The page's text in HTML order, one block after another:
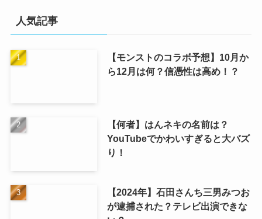
人気記事
【モンストのコラボ予想】10月か
ら12月は何？信憑性は高め！？
【何者】はんネキの名前は？
YouTubeでかわいすぎると大バズ
り！
【2024年】石田さんち三男みつお
が逮捕された？テレビ出演できな